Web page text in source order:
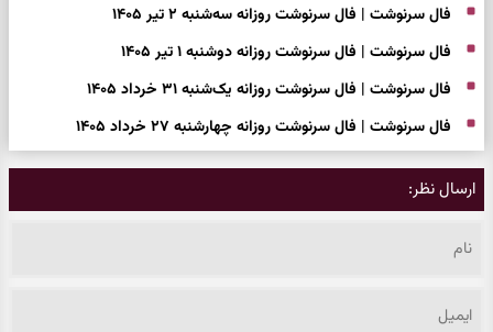
فال سرنوشت | فال سرنوشت روزانه سه‌شنبه ۲ تیر ۱۴۰۵
فال سرنوشت | فال سرنوشت روزانه دوشنبه ۱ تیر ۱۴۰۵
فال سرنوشت | فال سرنوشت روزانه یک‌شنبه ۳۱ خرداد ۱۴۰۵
فال سرنوشت | فال سرنوشت روزانه چهارشنبه ۲۷ خرداد ۱۴۰۵
ارسال نظر: